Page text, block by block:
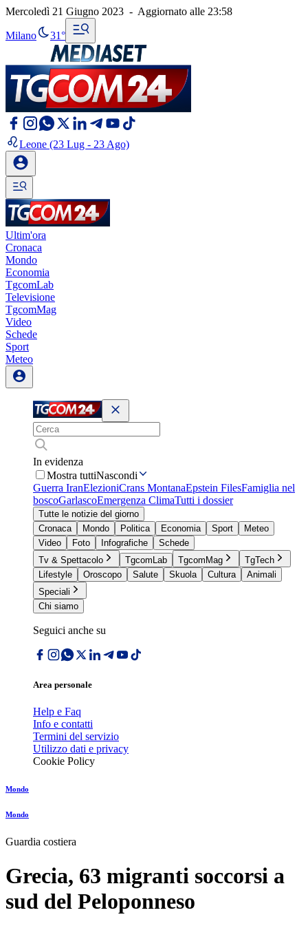
Mercoledì 21 Giugno 2023 - Aggiornato alle 23:58
Milano 31°
Leone (23 Lug - 23 Ago)
Ultim'ora
Cronaca
Mondo
Economia
TgcomLab
Televisione
TgcomMag
Video
Schede
Sport
Meteo
In evidenza
Mostra tuttiNascondi
Guerra IranElezioniCrans MontanaEpstein FilesFamiglia nel
boscoGarlascoEmergenza ClimaTutti i dossier
Tutte le notizie del giorno
Cronaca
Mondo Politica Economia Sport
Meteo
Video
Foto Infografiche
Schede
Tv & Spettacolo
TgcomLab TgcomMag
TgTech
Lifestyle
Oroscopo Salute Skuola Cultura
Animali
Speciali
Chi siamo
Seguici anche su
Area personale
Help e Faq
Info e contatti
Termini del servizio
Utilizzo dati e privacy
Cookie Policy
Mondo
Mondo
Guardia costiera
Grecia, 63 migranti soccorsi a
sud del Peloponneso